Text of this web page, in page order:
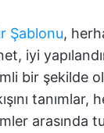
Şablonu,
iyi
bir şekilde
tanımlar,
arasında